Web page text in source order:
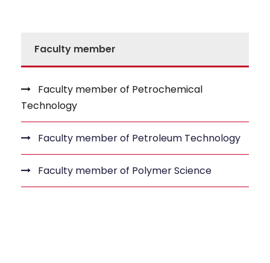
Faculty member
Faculty member of Petrochemical
Technology
Faculty member of Petroleum Technology
Faculty member of Polymer Science